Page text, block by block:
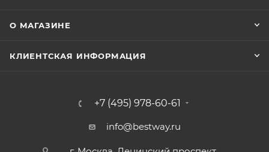
О МАГАЗИНЕ
КЛИЕНТСКАЯ ИНФОРМАЦИЯ
+7 (495) 978-60-61
info@bestway.ru